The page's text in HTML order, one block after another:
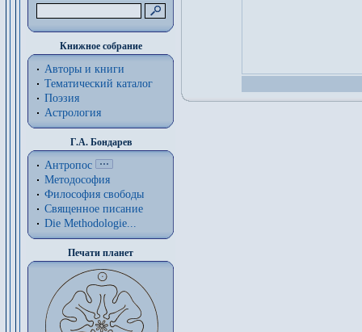
Книжное собрание
Авторы и книги
Тематический каталог
Поэзия
Астрология
Г.А. Бондарев
Антропос
Методософия
Философия cвободы
Священное писание
Die Methodologie...
Печати планет